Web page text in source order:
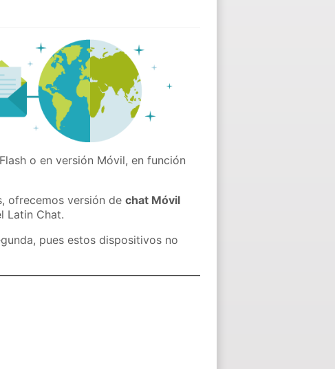
o en versión Móvil, en función
ofrecemos versión dechat Móvil
Latin Chat.
pues estos dispositivos no